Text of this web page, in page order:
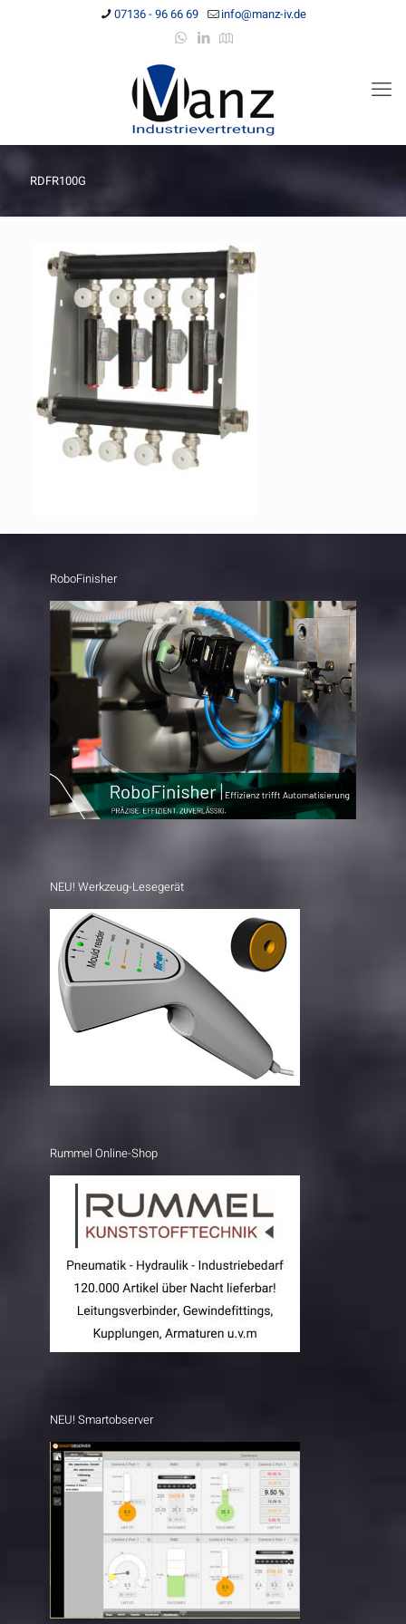
07136 - 96 66 69 info@manz-iv.de
RDFR100G
RoboFinisher
NEU! Werkzeug-Lesegerät
Rummel Online-Shop
NEU! Smartobserver